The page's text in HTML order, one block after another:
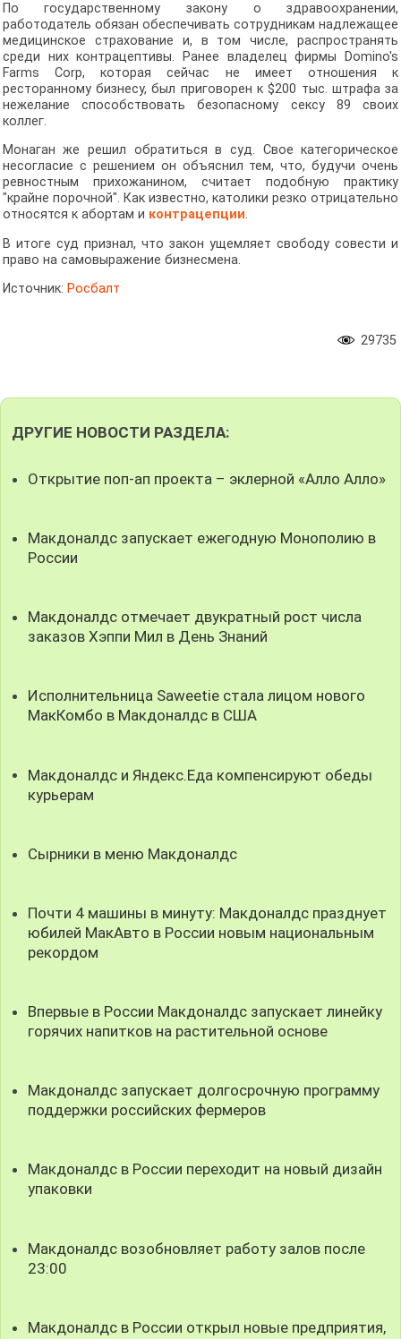
По государственному закону о здравоохранении,
работодатель обязан обеспечивать сотрудникам надлежащее
медицинское страхование и, в том числе, распространять
среди них контрацептивы. Ранее владелец фирмы Domino's
Farms Corp, которая сейчас не имеет отношения к
ресторанному бизнесу, был приговорен к $200 тыс. штрафа за
нежелание способствовать безопасному сексу 89 своих
коллег.
Монаган же решил обратиться в суд. Свое категорическое
несогласие с решением он объяснил тем, что, будучи очень
ревностным прихожанином, считает подобную практику
"крайне порочной". Как известно, католики резко отрицательно
относятся к абортам и контрацепции.
В итоге суд признал, что закон ущемляет свободу совести и
право на самовыражение бизнесмена.
Источник: Росбалт
29735
ДРУГИЕ НОВОСТИ РАЗДЕЛА:
Открытие поп-ап проекта – эклерной «Алло Алло»
Макдоналдс запускает ежегодную Монополию в
России
Макдоналдс отмечает двукратный рост числа
заказов Хэппи Мил в День Знаний
Исполнительница Saweetie стала лицом нового
МакКомбо в Макдоналдс в США
Макдоналдс и Яндекс.Еда компенсируют обеды
курьерам
Сырники в меню Макдоналдс
Почти 4 машины в минуту: Макдоналдс празднует
юбилей МакАвто в России новым национальным
рекордом
Впервые в России Макдоналдс запускает линейку
горячих напитков на растительной основе
Макдоналдс запускает долгосрочную программу
поддержки российских фермеров
Макдоналдс в России переходит на новый дизайн
упаковки
Макдоналдс возобновляет работу залов после
23:00
Макдоналдс в России открыл новые предприятия,